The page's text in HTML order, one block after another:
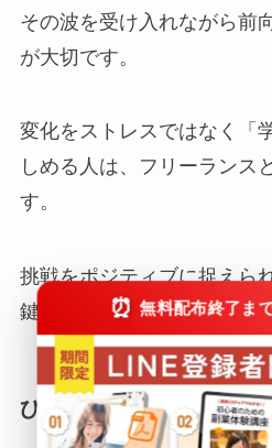
その波を受け入れながら前
が大切です。
変化をストレスではなく「
しめる人は、フリーランス
す。
挑戦をポジティブに捉えら
鍵です。
ひとりの時間が好きな人
⏰ 無料配布終了ま